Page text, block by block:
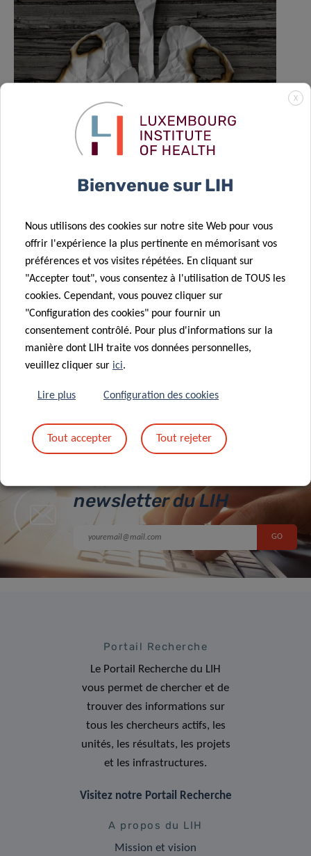
Un nouveau rôle pour le formate :
cellules pulmonaires pour favoriser les
métastases
TOUTES LES ACTUALITÉS
Inscrivez-vous à la
newsletter du LIH
Portail Recherche
Le Portail Recherche du LIH
vous permet de chercher et de
trouver des informations sur
tous les chercheurs actifs, les
unités, les résultats, les projets
et les infrastructures.
Visitez notre Portail Recherche
A propos du LIH
Mission et vision
X
Bienvenue sur LIH
Nous utilisons des cookies sur notre site Web pour vous
offrir l'expérience la plus pertinente en mémorisant vos
préférences et vos visites répétées. En cliquant sur
"Accepter tout", vous consentez à l'utilisation de TOUS les
cookies. Cependant, vous pouvez cliquer sur
"Configuration des cookies" pour fournir un
consentement contrôlé. Pour plus d'informations sur la
manière dont LIH traite vos données personnelles,
veuillez cliquer sur ici.
Lire plus Configuration des cookies
Tout accepter Tout rejeter